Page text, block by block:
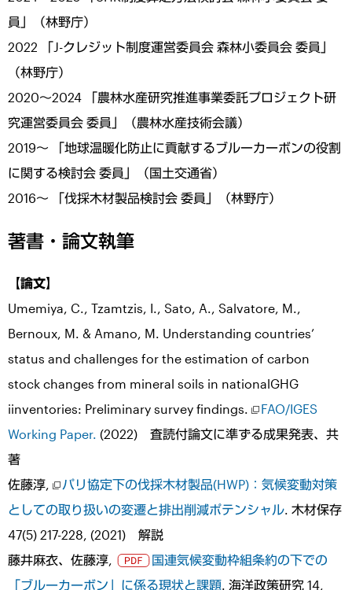
員」（林野庁）
2022 「J-クレジット制度運営委員会 森林小委員会 委員」
（林野庁）
2020～2024 「農林水産研究推進事業委託プロジェクト研
究運営委員会 委員」（農林水産技術会議）
2019～ 「地球温暖化防止に貢献するブルーカーボンの役割
に関する検討会 委員」（国土交通省）
2016～ 「伐採木材製品検討会 委員」（林野庁）
著書・論文執筆
【論文】
Umemiya, C., Tzamtzis, I., Sato, A., Salvatore, M.,
Bernoux, M. & Amano, M. Understanding countries’
status and challenges for the estimation of carbon
stock changes from mineral soils in nationalGHG
iinventories: Preliminary survey findings.
FAO/IGES
Working Paper. (2022) 査読付論文に準ずる成果発表、共
著
佐藤淳,
パリ協定下の伐採木材製品(HWP)：気候変動対策
としての取り扱いの変遷と排出削減ポテンシャル. 木材保存
47(5) 217-228, (2021) 解説
藤井麻衣、佐藤淳,
国連気候変動枠組条約の下での
「ブルーカーボン」に係る現状と課題. 海洋政策研究 14,